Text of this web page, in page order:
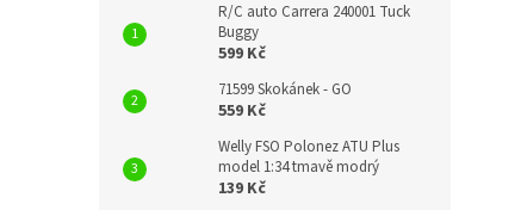
R/C auto Carrera 240001 Tuck
Buggy
599 Kč
71599 Skokánek - GO
559 Kč
Welly FSO Polonez ATU Plus
model 1:34 tmavě modrý
139 Kč